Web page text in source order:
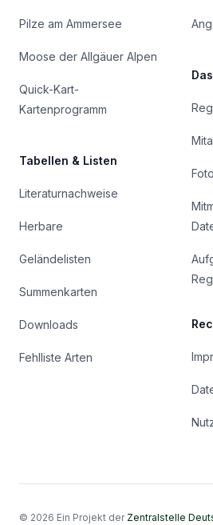
Pilze am Ammersee
Moose der Allgäuer Alpen
Quick-Kart-
Kartenprogramm
Tabellen & Listen
Literaturnachweise
Herbare
Geländelisten
Summenkarten
Downloads
Fehlliste Arten
© 2026 Ein Projekt der Zentralstelle